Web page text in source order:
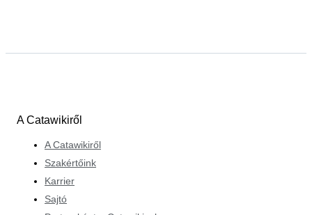
A Catawikiről
A Catawikiről
Szakértőink
Karrier
Sajtó